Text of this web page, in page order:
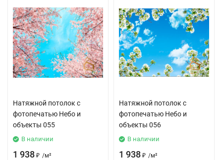
Натяжной потолок с
фотопечатью Небо и
объекты 055
В наличии
1 938 ₽ /м²
Натяжной потолок с
фотопечатью Небо и
объекты 056
В наличии
1 938 ₽ /м²